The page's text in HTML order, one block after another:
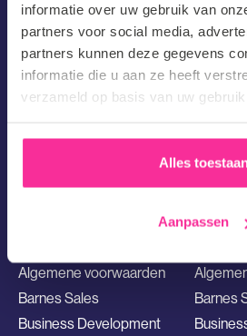
informatie over uw gebruik van
partners voor social media,
partners kunnen deze gegevens
informatie die u aan ze heeft
verzameld op basis van uw
Alles
Aanpassen
Herengracht 499
maya@barnes.nl
Algemene voorwaarden
Barnes Sales
Business Development
Sales
Barnes